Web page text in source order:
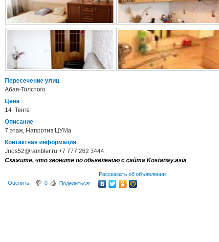
Пересечение улиц
Абая-Толстого
Цена
14 Тенге
Описание
7 этаж, Напротив ЦУМа
Контактная информация
Jnos52@rambler.ru +7 777 262 3444
Скажите, что звоните по объявлению с сайта Kostanay.asia
Рассказать об объявлении
Оценить
0 Поделиться: